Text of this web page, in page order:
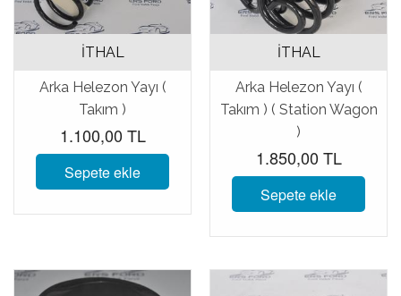
İTHAL
Arka Helezon Yayı (
Takım )
1.100,00 TL
Sepete ekle
İTHAL
Arka Helezon Yayı (
Takım ) ( Station Wagon
)
1.850,00 TL
Sepete ekle